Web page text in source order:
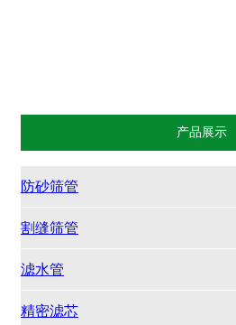
产品展示
防砂筛管
割缝筛管
滤水管
精密滤芯